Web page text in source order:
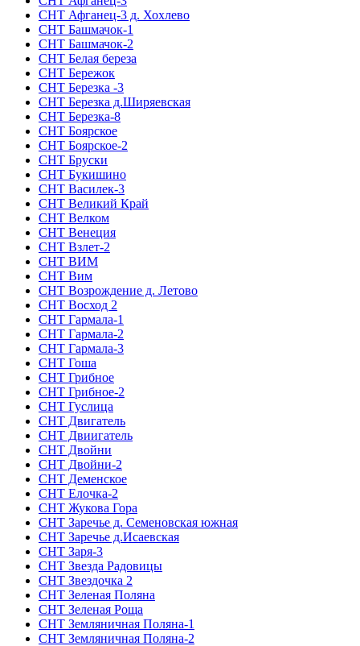
СНТ Афганец-3 д. Хохлево
СНТ Башмачок-1
СНТ Башмачок-2
СНТ Белая береза
СНТ Бережок
СНТ Березка -3
СНТ Березка д.Ширяевская
СНТ Березка-8
СНТ Боярское
СНТ Боярское-2
СНТ Бруски
СНТ Букишино
СНТ Василек-3
СНТ Великий Край
СНТ Велком
СНТ Венеция
СНТ Взлет-2
СНТ ВИМ
СНТ Вим
СНТ Возрождение д. Летово
СНТ Восход 2
СНТ Гармала-1
СНТ Гармала-2
СНТ Гармала-3
СНТ Гоша
СНТ Грибное
СНТ Грибное-2
СНТ Гуслица
СНТ Двигатель
СНТ Двиигатель
СНТ Двойни
СНТ Двойни-2
СНТ Деменское
СНТ Елочка-2
СНТ Жукова Гора
СНТ Заречье д. Семеновская южная
СНТ Заречье д.Исаевская
СНТ Заря-3
СНТ Звезда Радовицы
СНТ Звездочка 2
СНТ Зеленая Поляна
СНТ Зеленая Роща
СНТ Земляничная Поляна-1
СНТ Земляничная Поляна-2